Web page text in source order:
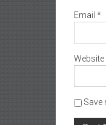
Email *
Website
Save